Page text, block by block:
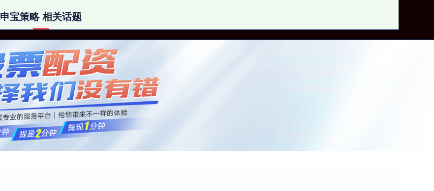
申宝策略 北京股票配资网
申宝策略 相关话题